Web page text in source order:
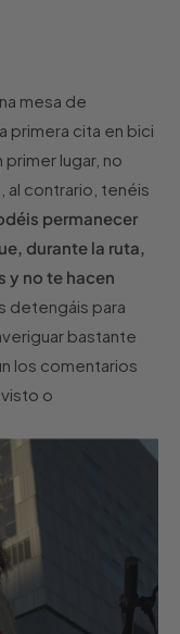
mesa de
primera cita en bici
lugar, no
al contrario, tenéis
permanecer
durante la ruta,
y no te hacen
detengáis para
bastante
los comentarios
o